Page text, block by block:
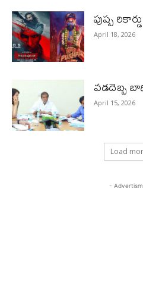
పుష్ప
April 18, 2026
వడదెబ్బ
April 15, 2026
Load
-